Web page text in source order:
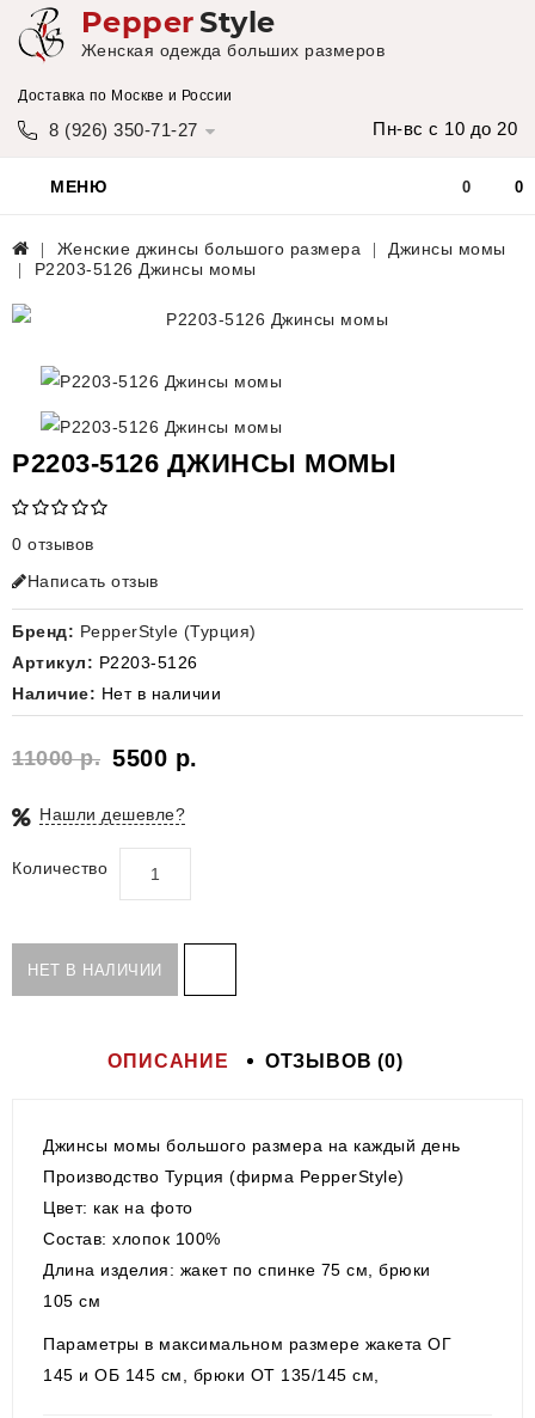
Pepper Style
Женская одежда больших размеров
Доставка по Москве и России
8 (926) 350-71-27 Пн-вс с 10 до 20
МЕНЮ 0 0
Женские джинсы большого размера
Джинсы момы
Р2203-5126 Джинсы момы
Р2203-5126 ДЖИНСЫ МОМЫ
0 отзывов
Написать отзыв
Бренд: PepperStyle (Турция)
Артикул: Р2203-5126
Наличие: Нет в наличии
11000 р. 5500 р.
Нашли дешевле?
Количество
НЕТ В НАЛИЧИИ
ОПИСАНИЕ ОТЗЫВОВ (0)
Джинсы момы большого размера на каждый день
Производство Турция (фирма PepperStyle)
Цвет: как на фото
Состав: хлопок 100%
Длина изделия: жакет по спинке 75 см, брюки
105 см
Параметры в максимальном размере жакета ОГ
145 и ОБ 145 см, брюки ОТ 135/145 см,